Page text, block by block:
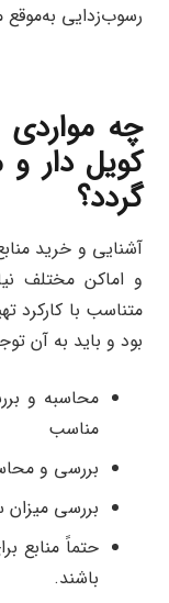
رسوب‌زدایی به‌موقع
چه مواردی
کویل دار و
گردد؟
آشنایی و خرید
و اماکن مختلف
متناسب با کارکرد
بود و باید به آن
محاسبه و
مناسب
بررسی و
بررسی
حتماً منابع
باشند.